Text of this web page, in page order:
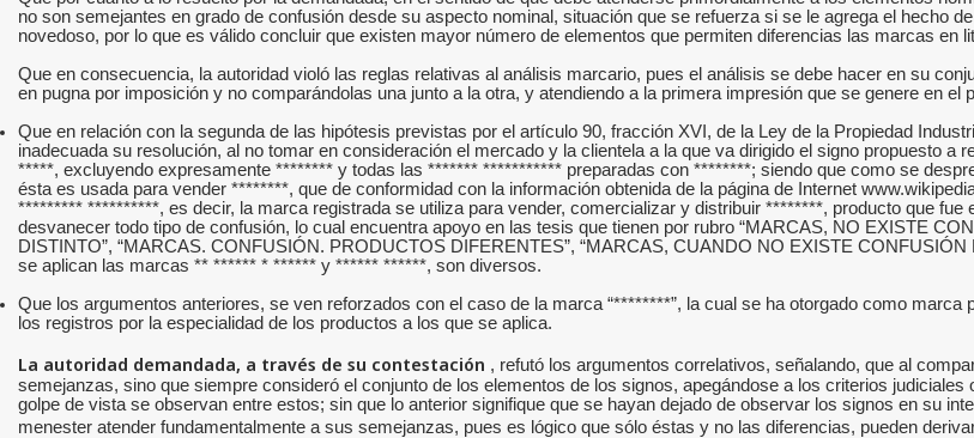
no son semejantes en grado de confusión desde su aspecto nominal, situación que se refuerza si se le agrega el hecho
novedoso, por lo que es válido concluir que existen mayor número de elementos que permiten diferencias las marcas en
Que en consecuencia, la autoridad violó las reglas relativas al análisis marcario, pues el análisis se debe hacer en su
en pugna por imposición y no comparándolas una junto a la otra, y atendiendo a la primera impresión que se genere en
Que en relación con la segunda de las hipótesis previstas por el artículo 90, fracción XVI, de la Ley de la Propiedad
inadecuada su resolución, al no tomar en consideración el mercado y la clientela a la que va dirigido el signo propuesto
*****, excluyendo expresamente ******** y todas las ******* *********** preparadas con ********; siendo que como se
ésta es usada para vender ********, que de conformidad con la información obtenida de la página de Internet
********* **********, es decir, la marca registrada se utiliza para vender, comercializar y distribuir ********, producto que
desvanecer todo tipo de confusión, lo cual encuentra apoyo en las tesis que tienen por rubro “MARCAS, NO EXISTE
DISTINTO”, “MARCAS. CONFUSIÓN. PRODUCTOS DIFERENTES”, “MARCAS, CUANDO NO EXISTE
se aplican las marcas ** ****** * ****** y ****** ******, son diversos.
Que los argumentos anteriores, se ven reforzados con el caso de la marca “********”, la cual se ha otorgado como
los registros por la especialidad de los productos a los que se aplica.
La autoridad demandada, a través de su contestación , refutó los argumentos correlativos, señalando, que al
semejanzas, sino que siempre consideró el conjunto de los elementos de los signos, apegándose a los criterios
golpe de vista se observan entre estos; sin que lo anterior signifique que se hayan dejado de observar los signos en su
menester atender fundamentalmente a sus semejanzas, pues es lógico que sólo éstas y no las diferencias, pueden